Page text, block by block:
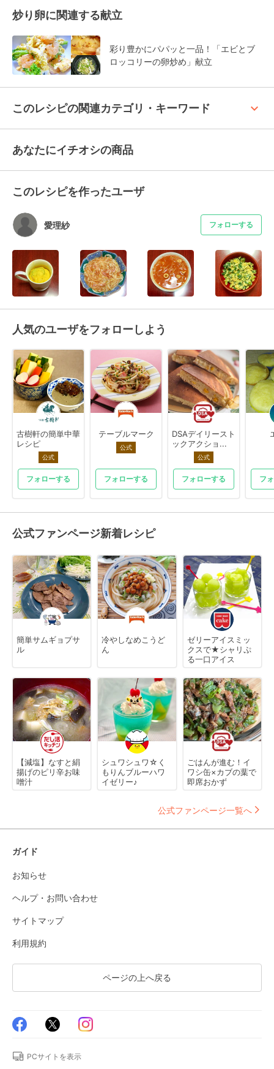
炒り卵に関連する献立
彩り豊かにパパッと一品！「エビとブ
ロッコリーの卵炒め」献立
このレシピの関連カテゴリ・キーワード keyboard_arrow_up
あなたにイチオシの商品
このレシピを作ったユーザ
愛理紗 フォローする
人気のユーザをフォローしよう
古樹軒の簡単中華
レシピ
公式
フォローする
テーブルマーク
公式
フォローする
DSAデイリースト
ックアクショ...
公式
フォローする フ
公式ファンページ新着レシピ
簡単サムギョプサ
ル
冷やしなめこうど
ん
ゼリーアイスミッ
クスで★シャリぷ
る一口アイス
【減塩】なすと絹
揚げのピリ辛お味
噌汁
シュワシュワ☆く
もりんブルーハワ
イゼリー♪
ごはんが進む！イ
ワシ缶×カブの葉で
即席おかず
公式ファンページ一覧へ
ガイド
お知らせ
ヘルプ・お問い合わせ
サイトマップ
利用規約
ページの上へ戻る
PCサイトを表示